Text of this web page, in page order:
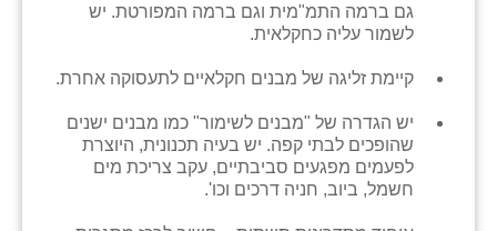
גם ברמה התמ"מית וגם ברמה המפורטת. יש
לשמור עליה כחקלאית.
קיימת זליגה של מבנים חקלאיים לתעסוקה אחרת.
יש הגדרה של "מבנים לשימור" כמו מבנים ישנים
שהופכים לבתי קפה. יש בעיה תכנונית, היוצרת
לפעמים מפגעים סביבתיים, עקב צריכת מים
חשמל, ביוב, חניה דרכים וכו'.